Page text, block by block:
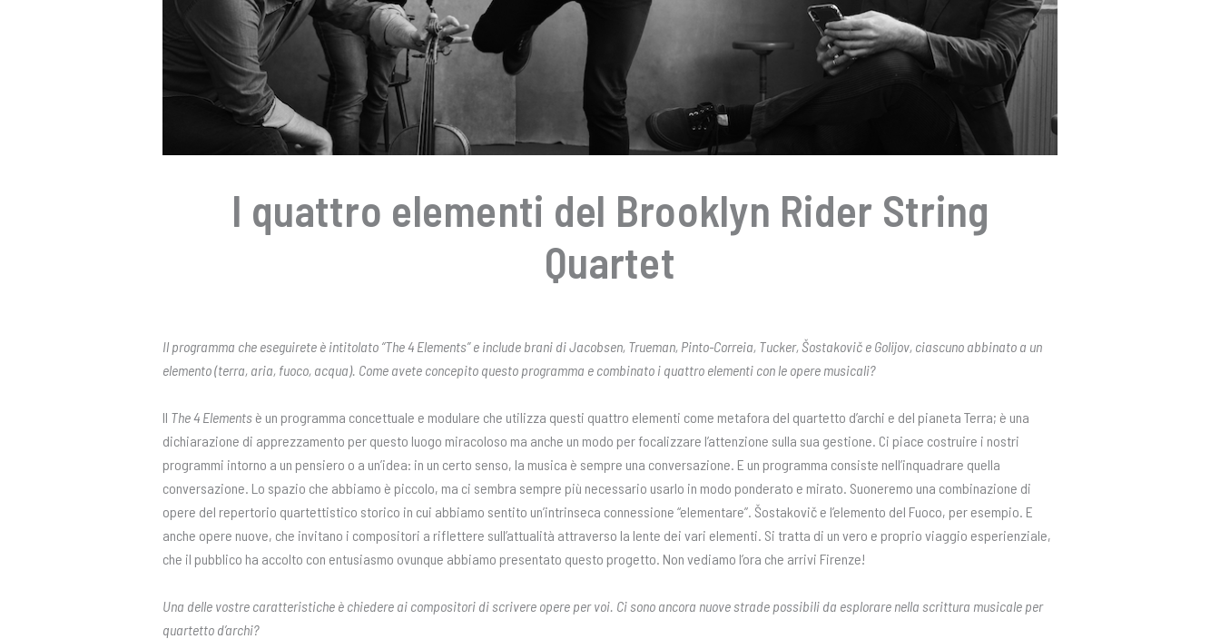
I quattro elementi del Brooklyn Rider String
Quartet
Il programma che eseguirete è intitolato “The 4 Elements” e include brani di Jacobsen, Trueman, Pinto-Correia, Tucker, Šostakovič e Golijov, ciascuno abbinato a un
elemento (terra, aria, fuoco, acqua). Come avete concepito questo programma e combinato i quattro elementi con le opere musicali?
Il The 4 Elementsè un programma concettuale e modulare che utilizza questi quattro elementi come metafora del quartetto d’archi e del pianeta Terra; è una
dichiarazione di apprezzamento per questo luogo miracoloso ma anche un modo per focalizzare l’attenzione sulla sua gestione. Ci piace costruire i nostri
programmi intorno a un pensiero o a un’idea: in un certo senso, la musica è sempre una conversazione. E un programma consiste nell’inquadrare quella
conversazione. Lo spazio che abbiamo è piccolo, ma ci sembra sempre più necessario usarlo in modo ponderato e mirato. Suoneremo una combinazione di
opere del repertorio quartettistico storico in cui abbiamo sentito un’intrinseca connessione “elementare”. Šostakovič e l’elemento del Fuoco, per esempio. E
anche opere nuove, che invitano i compositori a riflettere sull’attualità attraverso la lente dei vari elementi. Si tratta di un vero e proprio viaggio esperienziale,
che il pubblico ha accolto con entusiasmo ovunque abbiamo presentato questo progetto. Non vediamo l’ora che arrivi Firenze!
Una delle vostre caratteristiche è chiedere ai compositori di scrivere opere per voi. Ci sono ancora nuove strade possibili da esplorare nella scrittura musicale per
quartetto d’archi?